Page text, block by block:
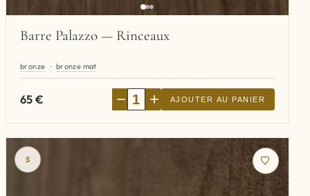
Barre Palazzo — Rinceaux
bronze bronze mat
65€ − + AJOUTER AU PANIER
S